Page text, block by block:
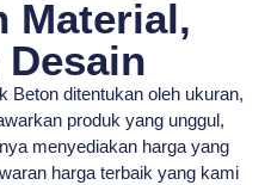
Material,
Beton ditentukan oleh ukuran,
produk yang unggul,
menyediakan harga yang
harga terbaik yang kami